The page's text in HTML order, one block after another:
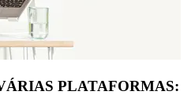
PLATAFORMAS: